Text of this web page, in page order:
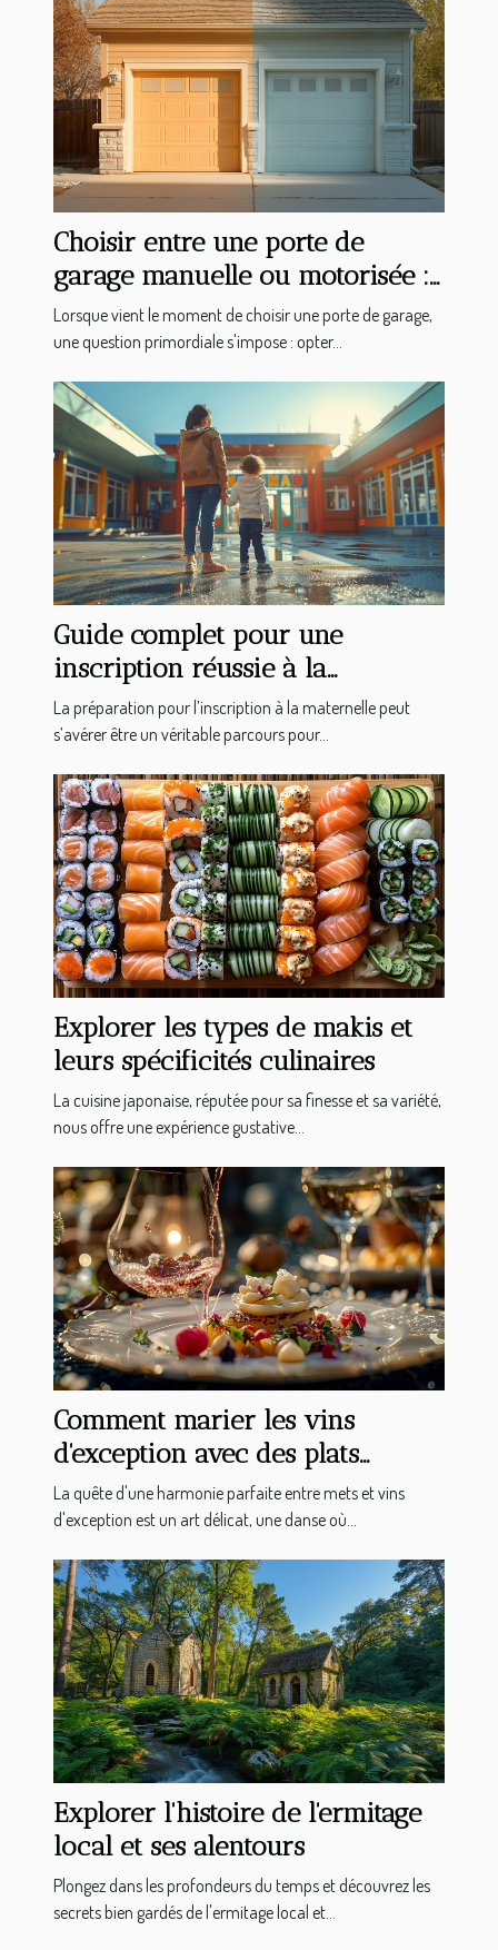
Choisir entre une porte de
garage manuelle ou motorisée :
avantages et considérations
Lorsque vient le moment de choisir une porte de garage,
une question primordiale s'impose : opter...
Guide complet pour une
inscription réussie à la
maternelle en 2025
La préparation pour l’inscription à la maternelle peut
s’avérer être un véritable parcours pour...
Explorer les types de makis et
leurs spécificités culinaires
La cuisine japonaise, réputée pour sa finesse et sa variété,
nous offre une expérience gustative...
Comment marier les vins
d'exception avec des plats
gastronomiques
La quête d'une harmonie parfaite entre mets et vins
d'exception est un art délicat, une danse où...
Explorer l'histoire de l'ermitage
local et ses alentours
Plongez dans les profondeurs du temps et découvrez les
secrets bien gardés de l'ermitage local et...